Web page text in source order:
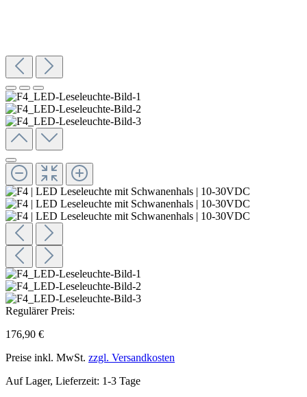
Regulärer Preis:
176,90 €
Preise inkl. MwSt. zzgl. Versandkosten
Auf Lager, Lieferzeit: 1-3 Tage